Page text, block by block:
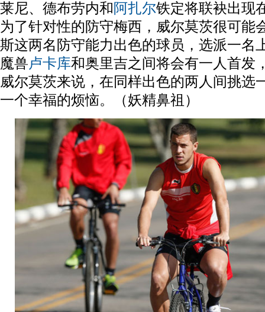
莱尼、德布劳内和阿扎尔铁定将联袂出现
为了针对性的防守梅西，威尔莫茨很可能
斯这两名防守能力出色的球员，选派一名
魔兽卢卡库和奥里吉之间将会有一人首发
威尔莫茨来说，在同样出色的两人间挑选
一个幸福的烦恼。（妖精鼻祖）